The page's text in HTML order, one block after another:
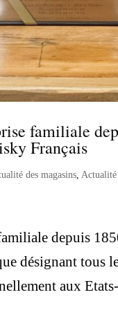
familiale
Français
des magasins,
depuis
désignant tous
aux